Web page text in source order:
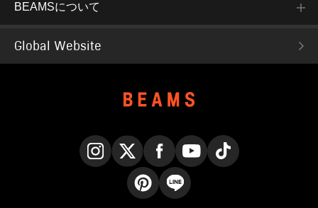
BEAMSについて
Global Website